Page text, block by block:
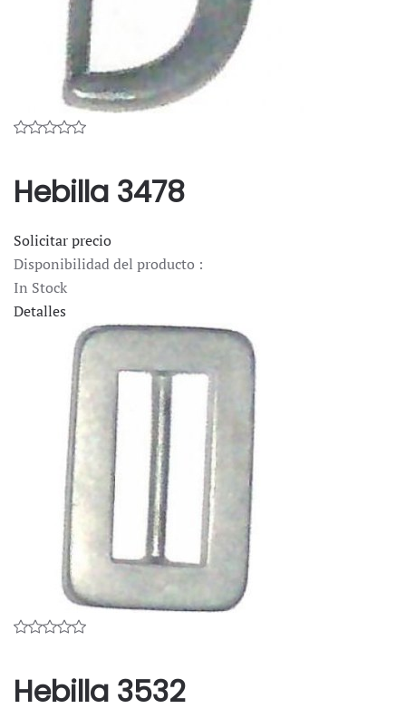
Hebilla 3478
Solicitar precio
Disponibilidad del producto :
In Stock
Detalles
Hebilla 3532